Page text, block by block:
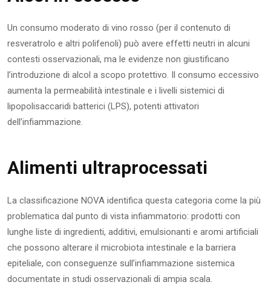
Un consumo moderato di vino rosso (per il contenuto di
resveratrolo e altri polifenoli) può avere effetti neutri in alcuni
contesti osservazionali, ma le evidenze non giustificano
l’introduzione di alcol a scopo protettivo. Il consumo eccessivo
aumenta la permeabilità intestinale e i livelli sistemici di
lipopolisaccaridi batterici (LPS), potenti attivatori
dell’infiammazione.
Alimenti ultraprocessati
La classificazione NOVA identifica questa categoria come la più
problematica dal punto di vista infiammatorio: prodotti con
lunghe liste di ingredienti, additivi, emulsionanti e aromi artificiali
che possono alterare il microbiota intestinale e la barriera
epiteliale, con conseguenze sull’infiammazione sistemica
documentate in studi osservazionali di ampia scala.